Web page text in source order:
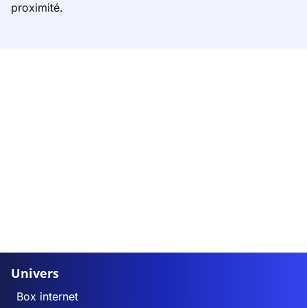
proximité.
Univers
Box internet